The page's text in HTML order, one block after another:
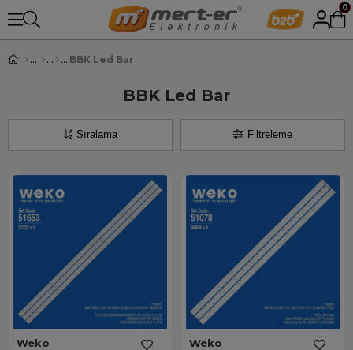
0
BBK Led Bar
BBK Led Bar
Filtreleme
Sıralama
Weko Weko